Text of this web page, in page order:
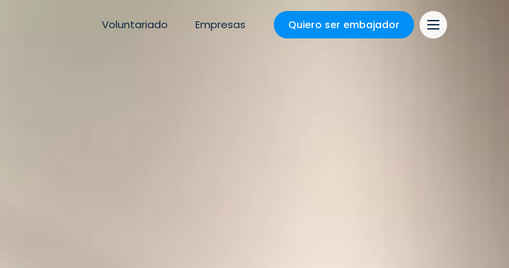
Voluntariado Empresas Quiero ser embajador